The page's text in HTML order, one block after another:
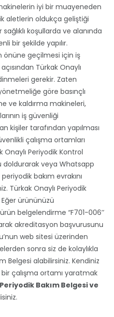
iyi bir muayeneden
aletlerin oldukça geliştiği
koşullarda ve alanında
bir şekilde yapılır.
önüne geçilmesi için iş
Türkak Onaylı
gerekir. Zaten
göre basınçlı
ve kaldırma makineleri,
iş güvenliği
kişiler tarafından yapılması
çalışma ortamları
Periyodik Kontrol
veya Whatsapp
bakım evrakını
Türkak Onaylı Periyodik
Eğer ürününüzü
belgelendirme “F701-006’’
akreditasyon başvurusunu
web sitesi üzerinden
sonra siz de kolaylıkla
Belgesi alabilirsiniz. Kendiniz
bir çalışma ortamı yaratmak
Bakım Belgesi ve